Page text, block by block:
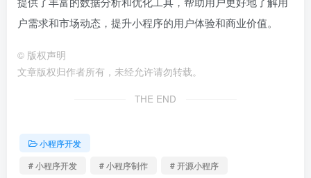
户需求和市场动态，提升小程序的用户体验和商业价值。
© 版权声明
文章版权归作者所有，未经允许请勿转载。
THE END
小程序开发
# 小程序开发
# 小程序制作
# 开源小程序